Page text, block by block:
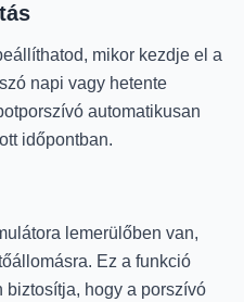
mikor kezdje el a
napi vagy hetente
automatikusan
időpontban.
lemerülőben van,
Ez a funkció
biztosítja, hogy a porszívó